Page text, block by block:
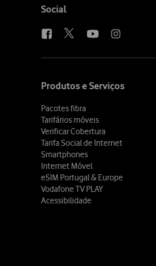
Follow
Social
Produtos e Serviços
Pacotes fibra
Tarifários móveis
Verificar Cobertura
Tarifa Social de Internet
Smartphones
Internet Móvel
eSIM Portugal & Europe
Vodafone TV PLAY
Acessibilidade